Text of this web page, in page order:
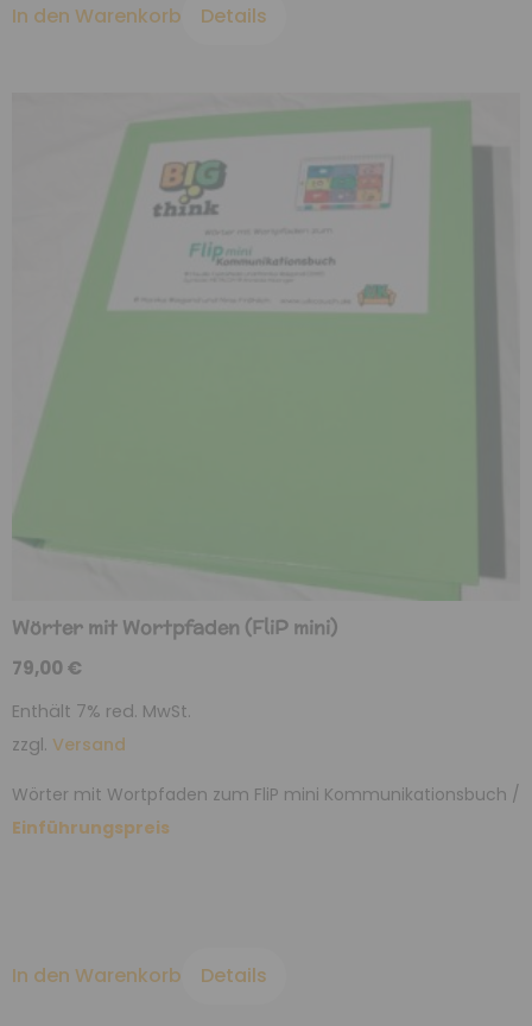
In den Warenkorb Details
Wörter mit Wortpfaden (FliP mini)
79,00€
Enthält 7% red. MwSt.
zzgl. Versand
Wörter mit Wortpfaden zum FliP mini Kommunikationsbuch /
Einführungspreis
In den Warenkorb Details